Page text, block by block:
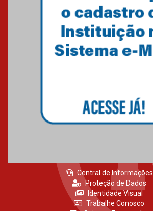
Central de Informações
Proteção de Dados
Identidade Visual
Trabalhe Conosco